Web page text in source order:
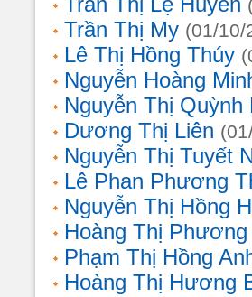
Trần Thị My (01/10/
Lê Thị Hồng Thúy
Nguyễn Hoàng
Nguyễn Thị Quỳnh
Dương Thị Liên
Nguyễn Thị Tuyết
Lê Phan Phương
Nguyễn Thị Hồng
Hoàng Thị Phương
Phạm Thị Hồng
Hoàng Thị Hương